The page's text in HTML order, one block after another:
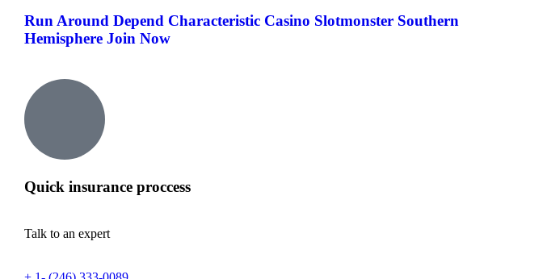
Run Around Depend Characteristic Casino Slotmonster Southern
Hemisphere Join Now
Quick insurance proccess
Talk to an expert